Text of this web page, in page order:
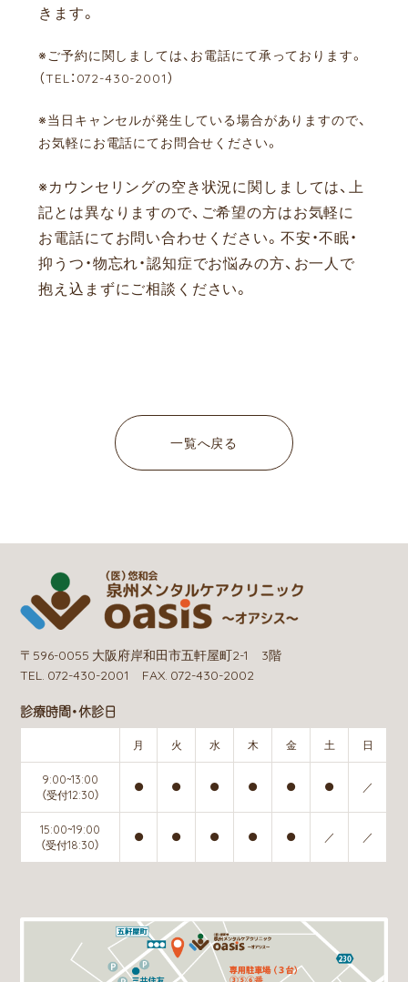
きます。
※ご予約に関しましては、お電話にて承っております。
（TEL：072-430-2001）
※当日キャンセルが発生している場合がありますので、
お気軽にお電話にてお問合せください。
※カウンセリングの空き状況に関しましては、上
記とは異なりますので、ご希望の方はお気軽に
お電話にてお問い合わせください。 不安・不眠・
抑うつ・物忘れ・認知症でお悩みの方、お一人で
抱え込まずにご相談ください。
一覧へ戻る
〒596-0055 大阪府岸和田市五軒屋町2-1 3階
TEL. 072-430-2001 FAX. 072-430-2002
診療時間・休診日
月 火 水 木 金 土 日
9:00~13:00
（受付12:30）
● ● ● ● ● ● ／
15:00~19:00
（受付18:30）
● ● ● ● ● ／ ／